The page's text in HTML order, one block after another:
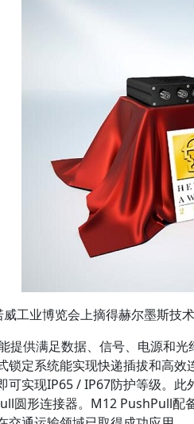
工业博览会上摘得赫尔墨斯技
提供满足数据、信号、电源和
锁定系统能实现快递插拔和高
可实现IP65 / IP67防护等级。
圆形连接器。M12 PushPull配